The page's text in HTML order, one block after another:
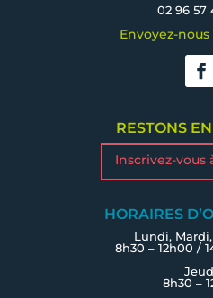
02 96 57
Envoyez-
RESTONS
Inscrivez-
HORAIRES
Lundi,
8h30 – 12h00 /
8h30 –